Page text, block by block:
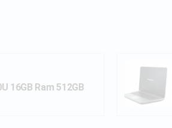
16GB Ram 512GB